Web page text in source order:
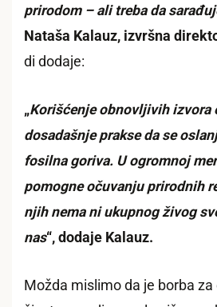
prirodom – ali treba da
Nataša Kalauz, izvršna
di dodaje:
„Korišćenje obnovljivih izvora
dosadašnje prakse da se
fosilna goriva. U ogromnoj
pomogne očuvanju prirodnih
njih nema ni ukupnog živog
nas“, dodaje Kalauz.
Možda mislimo da je borba